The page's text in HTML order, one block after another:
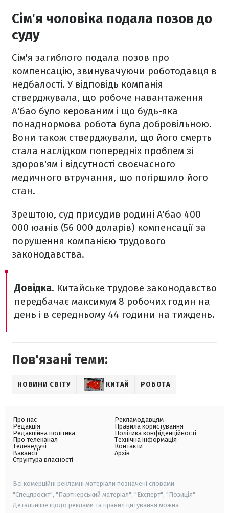
Сім'я чоловіка подала позов до
суду
Сім'я загиблого подала позов про
компенсацію, звинувачуючи роботодавця в
недбалості. У відповідь компанія
стверджувала, що робоче навантаження
А'бао було керованим і що будь-яка
понаднормова робота була добровільною.
Вони також стверджували, що його смерть
стала наслідком попередніх проблем зі
здоров'ям і відсутності своєчасного
медичного втручання, що погіршило його
стан.
Зрештою, суд присудив родині А'бао 400
000 юанів (56 000 доларів) компенсації за
порушення компанією трудового
законодавства.
Довідка. Китайське трудове законодавство
передбачає максимум 8 робочих годин на
день і в середньому 44 години на тиждень.
Пов'язані теми:
НОВИНИ СВІТУ КИТАЙ РОБОТА
Про нас
Редакція
Редакційна політика
Про телеканал
Телеведучі
Вакансії
Структура власності
Рекламодавцям
Правила користування
Політика конфіденційності
Технічна інформація
Контакти
Архів
Всі комерційні рекламні матеріали позначені словами
"Спецпроєкт", "Партнерський матеріал", "Експерт", "Позиція".
Детальніше щодо реклами та правил цитування можна